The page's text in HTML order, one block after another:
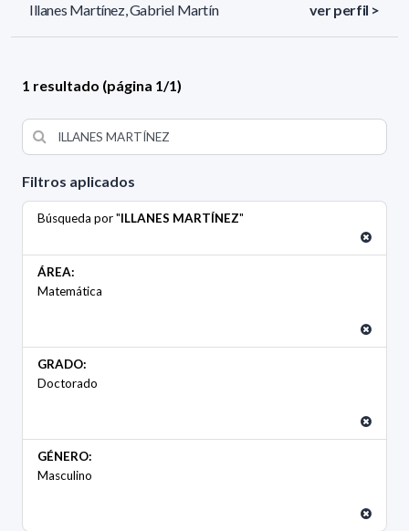
Filtros aplicados
Búsqueda por "ILLANES MARTÍNEZ"
ÁREA:
Matemática
GRADO:
Doctorado
GÉNERO:
Masculino
Illanes Martínez, Gabriel Martín ver perfil >
1 resultado (página 1/1)